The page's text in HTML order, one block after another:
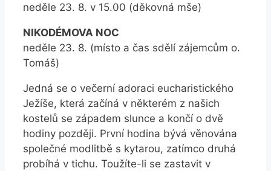
neděle 23. 8. v 15.00 (děkovná mše)
NIKODÉMOVA NOC
neděle 23. 8. (místo a čas sdělí zájemcům o.
Tomáš)
Jedná se o večerní adoraci eucharistického
Ježíše, která začíná v některém z našich
kostelů se západem slunce a končí o dvě
hodiny později. První hodina bývá věnována
společné modlitbě s kytarou, zatímco druhá
probíhá v tichu. Toužíte-li se zastavit v